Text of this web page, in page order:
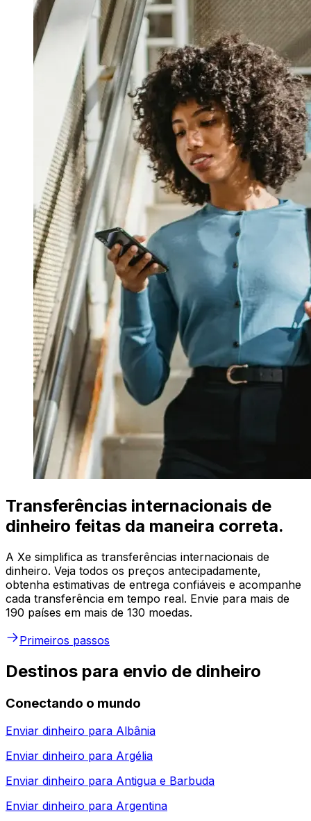
Transferências internacionais de
dinheiro feitas da maneira correta.
A Xe simplifica as transferências internacionais de
dinheiro. Veja todos os preços antecipadamente,
obtenha estimativas de entrega confiáveis e acompanhe
cada transferência em tempo real. Envie para mais de
190 países em mais de 130 moedas.
Primeiros passos
Destinos para envio de dinheiro
Conectando o mundo
Enviar dinheiro para Albânia
Enviar dinheiro para Argélia
Enviar dinheiro para Antigua e Barbuda
Enviar dinheiro para Argentina